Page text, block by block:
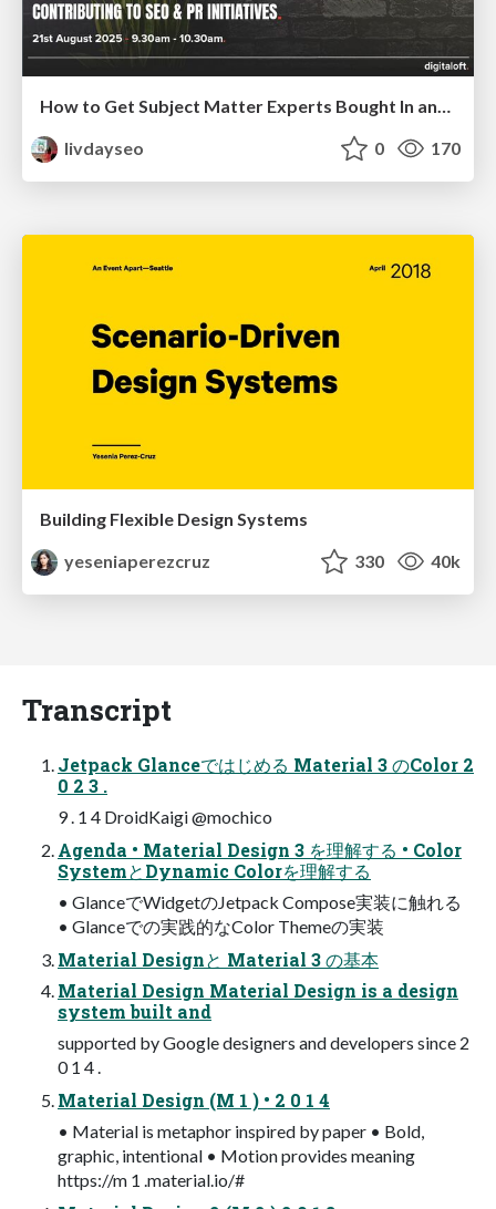
How to Get Subject Matter Experts Bought In and Actively Contributing to SEO & PR Initiatives.
livdayseo
0 170
Building Flexible Design Systems
yeseniaperezcruz
330 40k
Transcript
Jetpack Glanceではじめる Material 3 のColor 2
0 2 3 .
9 . 1 4 DroidKaigi @mochico
Agenda • Material Design 3 を理解する • Color
SystemとDynamic Colorを理解する
• GlanceでWidgetのJetpack Compose実装に触れる
• Glanceでの実践的なColor Themeの実装
Material Designと Material 3 の基本
Material Design Material Design is a design
system built and
supported by Google designers and developers since 2
0 1 4 .
Material Design (M 1 ) • 2 0 1 4
• Material is metaphor inspired by paper • Bold,
graphic, intentional • Motion provides meaning
https://m 1 .material.io/#